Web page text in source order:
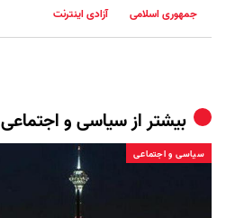
جمهوری اسلامی
آزادی اینترنت
بیشتر ازسیاسی و اجتماعی
سیاسی و اجتماعی